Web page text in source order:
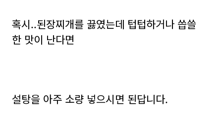
혹시..된장찌개를 끓였는데 텁텁하거나 씁쓸
한 맛이 난다면
설탕을 아주 소량 넣으시면 된답니다.